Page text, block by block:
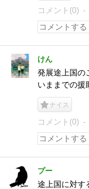
コメント(0)
けん
発展途上国の
いままでの援
ナイス
コメント(0)
プー
途上国に対す